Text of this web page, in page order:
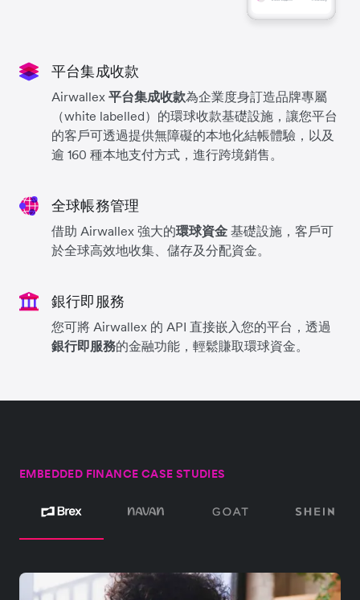
平台集成收款
Airwallex 平台集成收款為企業度身訂造品牌專屬
（white labelled）的環球收款基礎設施，讓您平台
的客戶可透過提供無障礙的本地化結帳體驗，以及
逾 160 種本地支付方式，進行跨境銷售。
全球帳務管理
借助 Airwallex 強大的環球資金 基礎設施，客戶可
於全球高效地收集、儲存及分配資金。
銀行即服務
您可將 Airwallex 的 API 直接嵌入您的平台，透過
銀行即服務的金融功能，輕鬆賺取環球資金。
EMBEDDED FINANCE CASE STUDIES